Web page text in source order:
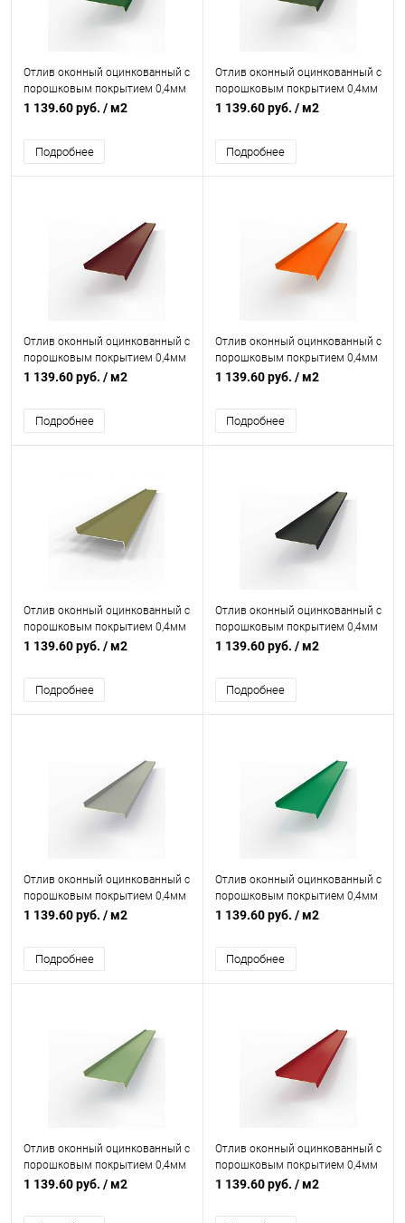
Отлив оконный оцинкованный c
порошковым покрытием 0,4мм
RAL 6035
1 139.60 руб. / м2
Подробнее
Отлив оконный оцинкованный c
порошковым покрытием 0,4мм
RAL 6020
1 139.60 руб. / м2
Подробнее
Отлив оконный оцинкованный c
порошковым покрытием 0,4мм
RAL 3005
1 139.60 руб. / м2
Подробнее
Отлив оконный оцинкованный c
порошковым покрытием 0,4мм
RAL 2009
1 139.60 руб. / м2
Подробнее
Отлив оконный оцинкованный c
порошковым покрытием 0,4мм
RAL 1020
1 139.60 руб. / м2
Подробнее
Отлив оконный оцинкованный c
порошковым покрытием 0,4мм
RAL 7021
1 139.60 руб. / м2
Подробнее
Отлив оконный оцинкованный c
порошковым покрытием 0,4мм
RAL 7004
1 139.60 руб. / м2
Подробнее
Отлив оконный оцинкованный c
порошковым покрытием 0,4мм
RAL 6024
1 139.60 руб. / м2
Подробнее
Отлив оконный оцинкованный c
порошковым покрытием 0,4мм
RAL 6021
1 139.60 руб. / м2
Отлив оконный оцинкованный c
порошковым покрытием 0,4мм
RAL 3002
1 139.60 руб. / м2